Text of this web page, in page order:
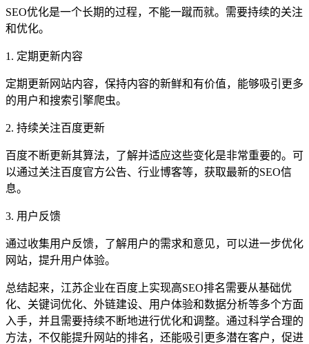
SEO优化是一个长期的过程，不能一蹴而就。需要持续的关注
和优化。
1. 定期更新内容
定期更新网站内容，保持内容的新鲜和有价值，能够吸引更多
的用户和搜索引擎爬虫。
2. 持续关注百度更新
百度不断更新其算法，了解并适应这些变化是非常重要的。可
以通过关注百度官方公告、行业博客等，获取最新的SEO信
息。
3. 用户反馈
通过收集用户反馈，了解用户的需求和意见，可以进一步优化
网站，提升用户体验。
总结起来，江苏企业在百度上实现高SEO排名需要从基础优
化、关键词优化、外链建设、用户体验和数据分析等多个方面
入手，并且需要持续不断地进行优化和调整。通过科学合理的
方法，不仅能提升网站的排名，还能吸引更多潜在客户，促进